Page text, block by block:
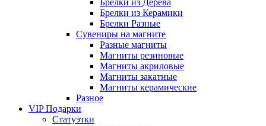
Брелки из Дерева
Брелки из Керамики
Брелки Разные
Сувениры на магните
Разные магниты
Магниты резиновые
Магниты акриловые
Магниты закатные
Магниты керамические
Разное
VIP Подарки
Статуэтки